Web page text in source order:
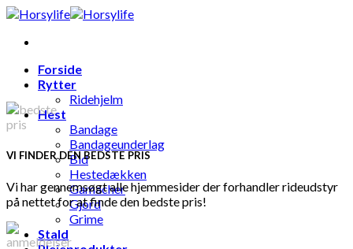
Skip
content
Forside
Rytter
Ridehjelm
Hest
Bandage
Bandageunderlag
Bid
Hestedækken
Gamacher
Gjord
Grime
Stald
VI FINDER DEN BEDSTE PRIS
Vi har gennemsøgt alle hjemmesider der forhandler rideudstyr
på nettet for at finde den bedste pris!